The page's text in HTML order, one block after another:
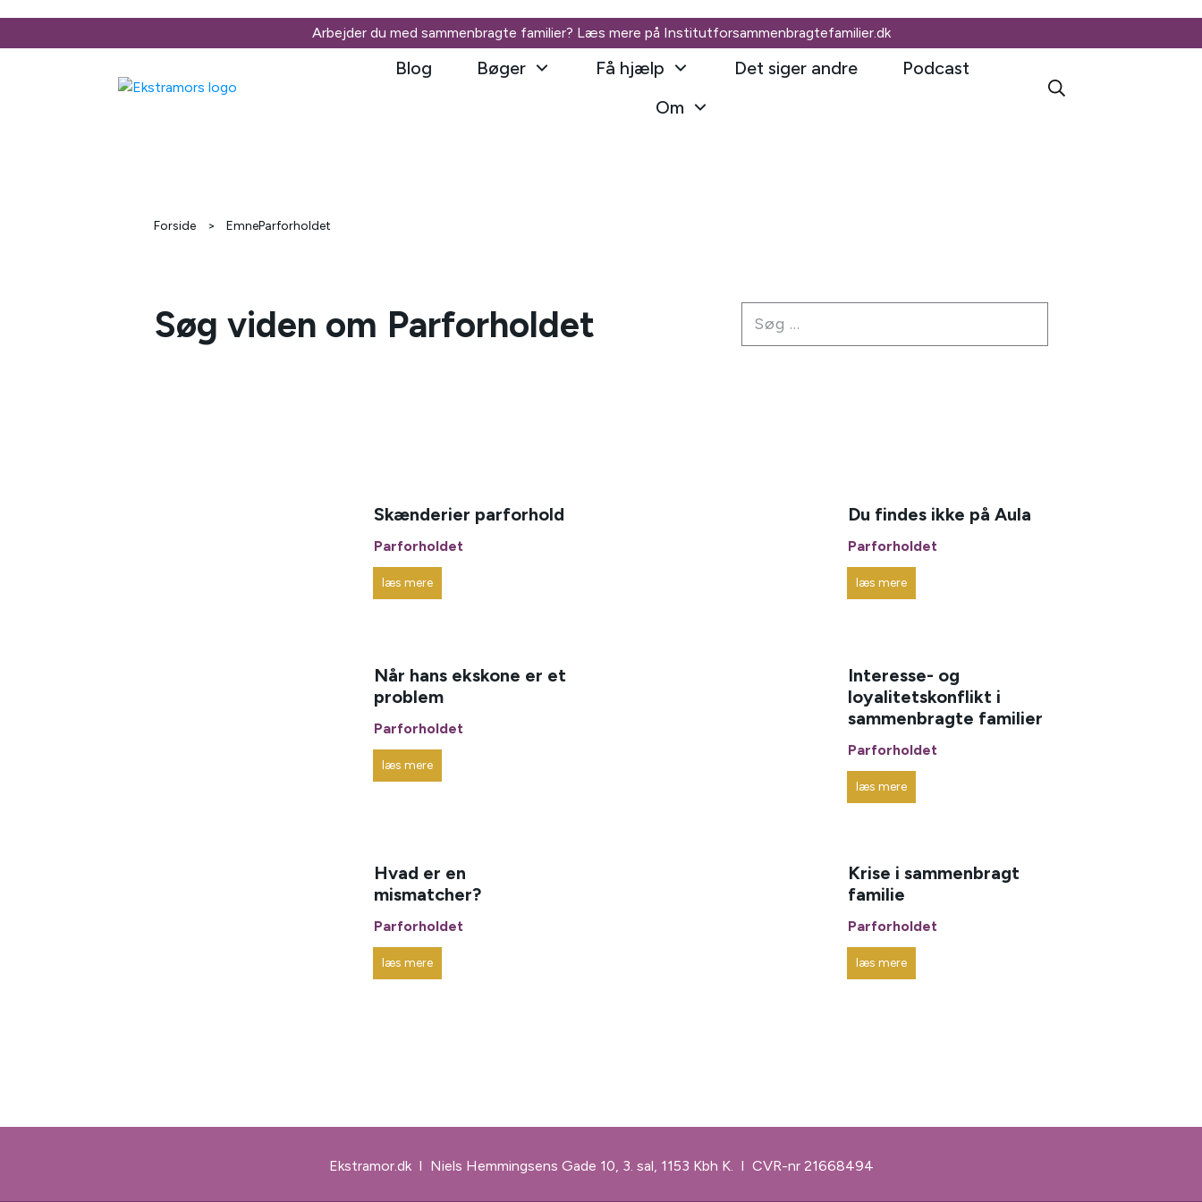
Arbejder du med sammenbragte familier? Læs mere på Institutforsammenbragtefamilier.dk
Blog Bøger Få hjælp Det siger andre
Podcast
Om
Forside > EmneParforholdet
Søg viden om Parforholdet
Skænderier parforhold
Parforholdet
læs mere
Du findes ikke på Aula
Parforholdet
læs mere
Når hans ekskone er et
problem
Parforholdet
læs mere
Interesse- og
loyalitetskonflikt i
sammenbragte familier
Parforholdet
læs mere
Hvad er en
mismatcher?
Parforholdet
læs mere
Krise i sammenbragt
familie
Parforholdet
læs mere
Ekstramor.dkI Niels Hemmingsens Gade 10, 3. sal, 1153 Kbh K. I CVR-nr 21668494